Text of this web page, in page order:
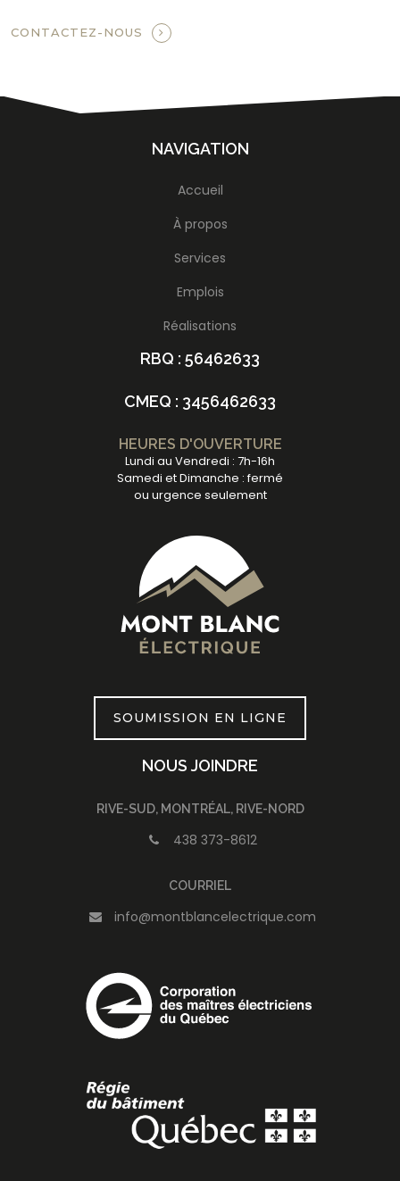
CONTACTEZ-NOUS
NAVIGATION
Accueil
À propos
Services
Emplois
Réalisations
RBQ : 56462633
CMEQ : 3456462633
HEURES D'OUVERTURE
Lundi au Vendredi : 7h-16h
Samedi et Dimanche : fermé
ou urgence seulement
SOUMISSION EN LIGNE
NOUS JOINDRE
RIVE-SUD, MONTRÉAL, RIVE-NORD
438 373-8612
COURRIEL
info@montblancelectrique.com